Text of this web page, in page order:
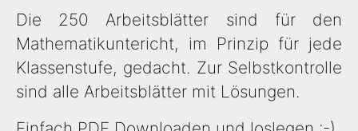
Die 250 Arbeitsblätter sind für den
Mathematikuntericht, im Prinzip für jede
Klassenstufe, gedacht. Zur Selbstkontrolle
sind alle Arbeitsblätter mit Lösungen.